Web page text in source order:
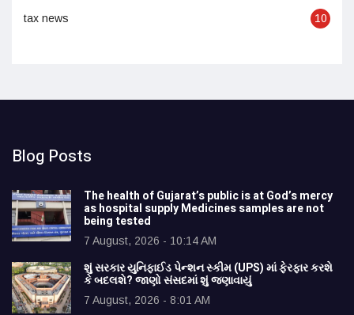
tax news 10
Blog Posts
The health of Gujarat’s public is at God’s mercy
as hospital supply Medicines samples are not
being tested
7 August, 2026 - 10:14 AM
શું સરકાર યુનિફાઈડ પેન્શન સ્કીમ (UPS) માં ફેરફાર કરશે
કે બદલશે? જાણો સંસદમાં શું જણાવાયું
7 August, 2026 - 8:01 AM